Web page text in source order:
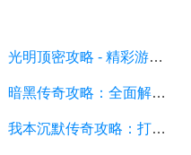
光明顶密攻略 - 精彩游戏攻略分享，助你征服光明顶的挑战
暗黑传奇攻略：全面解析游戏技巧、装备选择和职业策略
我本沉默传奇攻略：打造最强角色的终极指南